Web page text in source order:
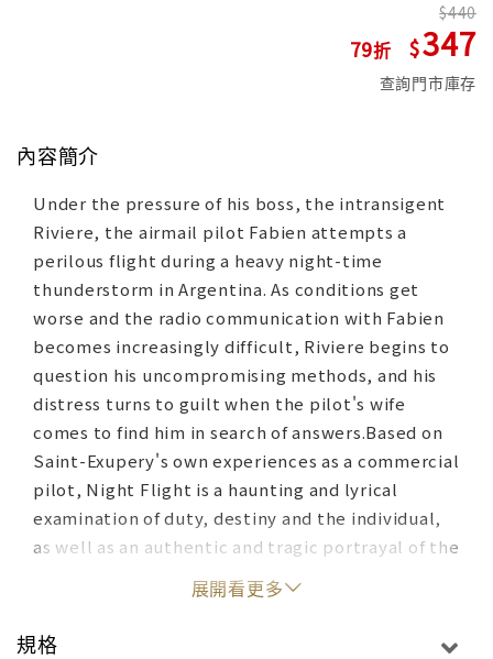
79
440
347
查詢門市庫存
內容簡介
Under the pressure of his boss, the intransigent
Riviere, the airmail pilot Fabien attempts a
perilous flight during a heavy night-time
thunderstorm in Argentina. As conditions get
worse and the radio communication with Fabien
becomes increasingly difficult, Riviere begins to
question his uncompromising methods, and his
distress turns to guilt when the pilot's wife
comes to find him in search of answers.Based on
Saint-Exupery's own experiences as a commercial
pilot, Night Flight is a haunting and lyrical
examination of duty, destiny and the individual,
as well as an authentic and tragic portrayal of the
intrepid early days of human air travel.
展開看更多
規格